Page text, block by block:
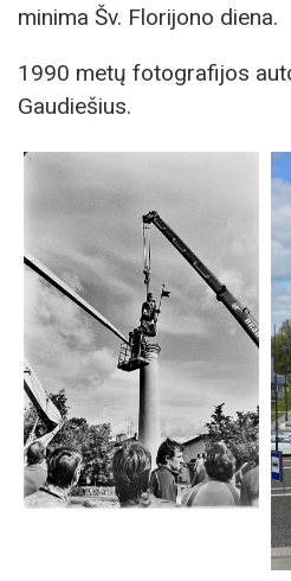
minima Šv. Florijono diena.
1990 metų fotografijos
Gaudiešius.